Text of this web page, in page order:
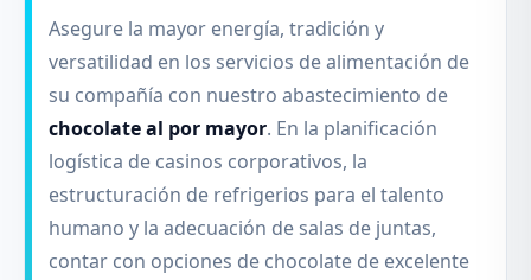
Asegure la mayor energía, tradición y
versatilidad en los servicios de alimentación de
su compañía con nuestro abastecimiento de
chocolate al por mayor. En la planificación
logística de casinos corporativos, la
estructuración de refrigerios para el talento
humano y la adecuación de salas de juntas,
contar con opciones de chocolate de excelente